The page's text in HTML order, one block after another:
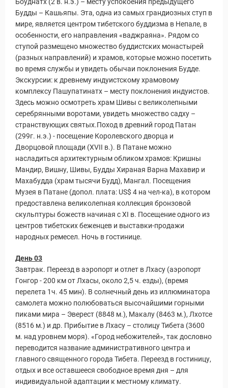
Будды – Кашьяпы. Эта, одна из самых грандиозных ступ в
мире, является центром тибетского буддизма в Непале, в
особенности, его направления «ваджраяна». Рядом со
ступой размещено множество буддистских монастырей
(разных направлений) и храмов, которые можно посетить
во время службы и увидеть обычаи поклонения Будде.
Экскурсии: к древнему индуистскому храмовому
комплексу Пашупатинатх – месту поклонения индуистов.
Здесь можно осмотреть храм Шивы с великолепными
серебрянными воротами, увидеть множество садху –
странствующих святых.Поход в древний город Патан
(299г. н.э.) - посещение Королевского дворца и
Дворцовой площади (XVII в.). В Патане можно
насладиться архитектурным обликом храмов: Кришны
Мандир, Вишну, Шивы, Будды Хираная Варна Махавир и
Махабудда (храм тысячи Будд), Мангал. Посещения
Музея в Патане (допол. плата: US$ 4 на чел-ка), в котором
предоставлена великолепная коллекция бронзовой
скульптуры божеств начиная с XI в. Посещение одного из
центров тибетских беженцев и выставки-продажи
народных ремесел. Ночь в гостинице.
День 03
Завтрак. Переезд в аэропорт и отлет в Лхасу (аэропорт
Гонгор - 200 км от Лхасы, около 2,5 ч. езды), (время
перелета 1ч. 45 мин). В солнечный день из иллюминатора
самолета можно полюбоваться высочайшими горными
пиками мира – Эверест (8848 м.), Макалу (8463 м.), Лхотсе
(8516 м.) и др. Прибытие в Лхасу – столицу Тибета (3600
м. над уровнем моря). «Город небожителей», так дословно
переводится название административного центра и
главного священного города Тибета. Переезд в гостиницу,
отдых и все оставшееся свободное время дня – для
индивидуальной адаптации к местному климату.